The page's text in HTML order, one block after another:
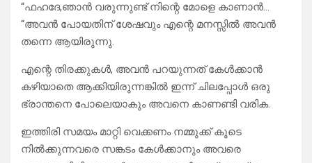
“ഫഹദേ,ഞാൻ വരുന്നുണ്ട് നിന്റെ മോളെ കാണാൻ…
“അവൻ പോയതിന് ശേഷവും എന്റെ മനസ്സിൽ അവൻ
തന്നെ ആയിരുന്നു.
എന്റെ തിരക്കുകൾ, അവൻ പറയുന്നത് കേൾക്കാൻ
കഴിയാതെ ആക്കിയിരുന്നങ്കിൽ ഇന്ന് ചിലപ്പോൾ ഒരു
ഭ്രാന്തനെ പോലെയാകും അവനെ കാണണ്ടി വരിക.
ഇത്തിരി സമയം മാറ്റി വെക്കണം നമ്മുക്ക് കൂടെ
നിൽക്കുന്നവരെ സങ്കടം കേൾക്കാനും അവരെ